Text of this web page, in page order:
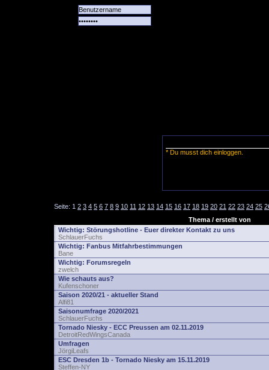
* Du musst dich einloggen.
Seite: 1 2 3 4 5 6 7 8 9 10 11 12 13 14 15 16 17 18 19 20 21 22 23 24 25
Thema / erstellt von
Wichtig: Störungshotline - Euer direkter Kontakt zu uns
SchlauerFuchs
Wichtig: Fanbus Mitfahrbestimmungen
Bane
Wichtig: Forumsregeln
zwelch
Wie schauts aus?
Kufenschoner
Saison 2020/21 - aktueller Stand
Alfi81
Saisonumfrage 2020/2021
SchlauerFuchs
Tornado Niesky - ECC Preussen am 02.11.2019
DetroitRedWingsCanada
Umfragen
JörgiLeafs
ESC Dresden 1b - Tornado Niesky am 15.11.2019
Steffen-NY